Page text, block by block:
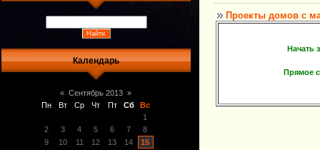
Календарь
« Сентябрь 2013 »
Пн
Вт Ср Чт Пт Сб
Вс
1
2
3 4 5 6 7
8
9
10 11 12 13 14
15
Проекты домов с
Начать
Прямое